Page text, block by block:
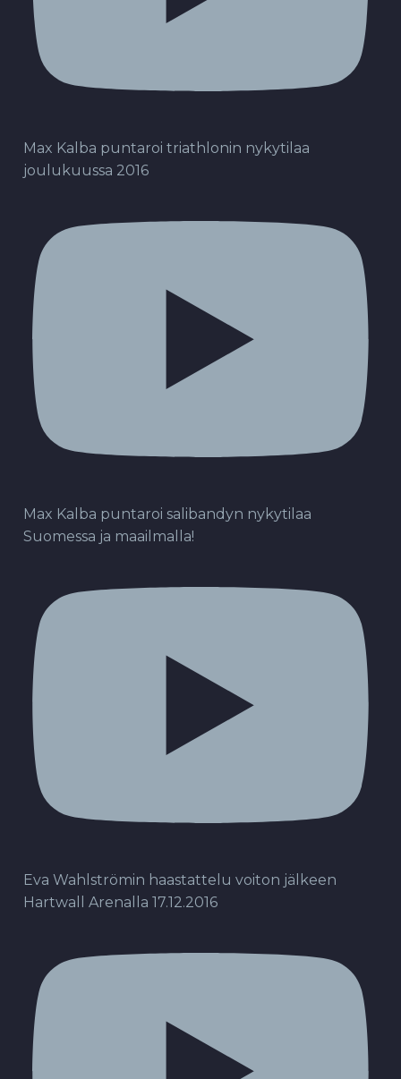
Max Kalba puntaroi triathlonin nykytilaa
joulukuussa 2016
Max Kalba puntaroi salibandyn nykytilaa
Suomessa ja maailmalla!
Eva Wahlströmin haastattelu voiton jälkeen
Hartwall Arenalla 17.12.2016